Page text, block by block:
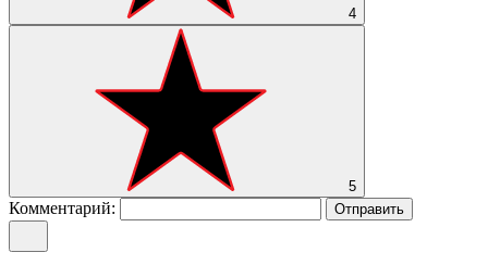
4
5
Комментарий: Отправить